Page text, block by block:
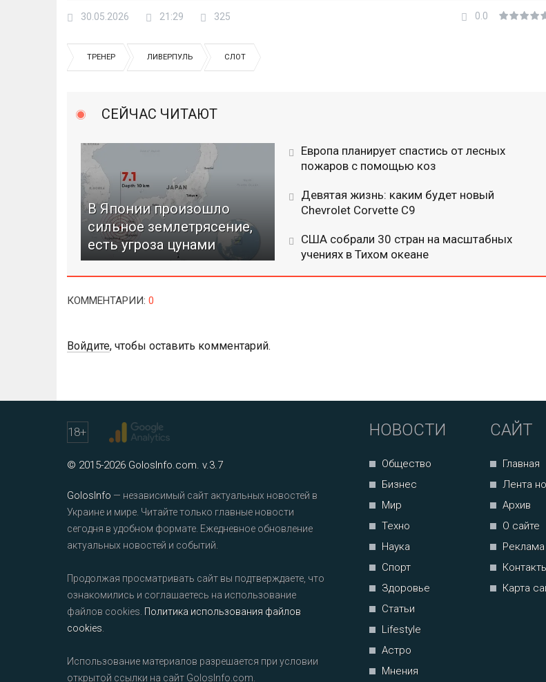
30.05.2026 21:29 325 0.0
ТРЕНЕР ЛИВЕРПУЛЬ СЛОТ
СЕЙЧАС ЧИТАЮТ
В Японии произошло
сильное землетрясение,
есть угроза цунами
Европа планирует спастись от лесных
пожаров с помощью коз
Девятая жизнь: каким будет новый
Chevrolet Corvette C9
США собрали 30 стран на масштабных
учениях в Тихом океане
КОММЕНТАРИИ: 0
Войдите, чтобы оставить комментарий.
18+
© 2015-2026 GolosInfo.com. v.3.7
GolosInfo — независимый сайт актуальных новостей в
Украине и мире. Читайте только главные новости
сегодня в удобном формате. Ежедневное обновление
актуальных новостей и событий.
Продолжая просматривать сайт вы подтверждаете, что
ознакомились и соглашаетесь на использование
файлов cookies. Политика использования файлов
cookies
Использование материалов разрешается при условии
открытой ссылки на сайт GolosInfo.com.
НОВОСТИ
Общество
Бизнес
Мир
Техно
Наука
Спорт
Здоровье
Статьи
Lifestyle
Астро
Мнения
САЙТ
Главная
Лента
Архив
О сайте
Реклама
Карта